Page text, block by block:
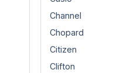
Channel
Chopard
Citizen
Clifton